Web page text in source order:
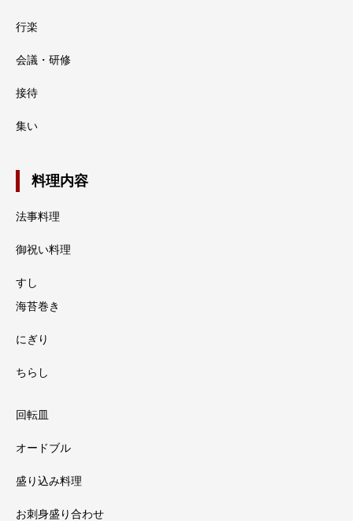
行楽
会議・研修
接待
集い
料理内容
法事料理
御祝い料理
すし
海苔巻き
にぎり
ちらし
回転皿
オードブル
盛り込み料理
お刺身盛り合わせ